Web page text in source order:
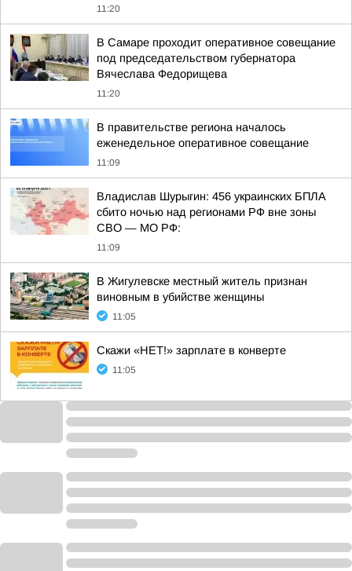
11:20
В Самаре проходит оперативное совещание
под председательством губернатора
Вячеслава Федорищева
11:20
В правительстве региона началось
еженедельное оперативное совещание
11:09
Владислав Шурыгин: 456 украинских БПЛА
сбито ночью над регионами РФ вне зоны
СВО — МО РФ:
11:09
В Жигулевске местный житель признан
виновным в убийстве женщины
11:05
Скажи «НЕТ!» зарплате в конверте
11:05